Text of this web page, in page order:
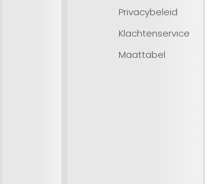
Privacybeleid
Klachtenservice
Maattabel